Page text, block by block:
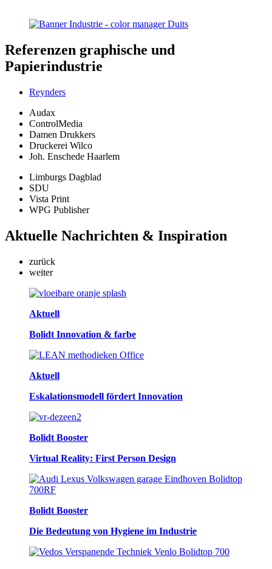
Referenzen graphische und
Papierindustrie
Reynders
Audax
ControlMedia
Damen Drukkers
Druckerei Wilco
Joh. Enschede Haarlem
Limburgs Dagblad
SDU
Vista Print
WPG Publisher
Aktuelle Nachrichten & Inspiration
zurück
weiter
Aktuell
Bolidt Innovation & farbe
Aktuell
Eskalationsmodell fördert Innovation
Bolidt Booster
Virtual Reality: First Person Design
Bolidt Booster
Die Bedeutung von Hygiene im Industrie